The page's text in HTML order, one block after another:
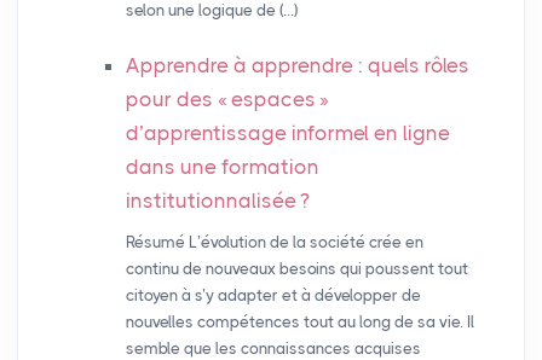
selon une logique de (…)
Apprendre à apprendre : quels rôles
pour des « espaces »
d’apprentissage informel en ligne
dans une formation
institutionnalisée?
Résumé L’évolution de la société crée en
continu de nouveaux besoins qui poussent tout
citoyen à s’y adapter et à développer de
nouvelles compétences tout au long de sa vie. Il
semble que les connaissances acquises